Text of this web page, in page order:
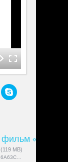
фильм
(119 MB)